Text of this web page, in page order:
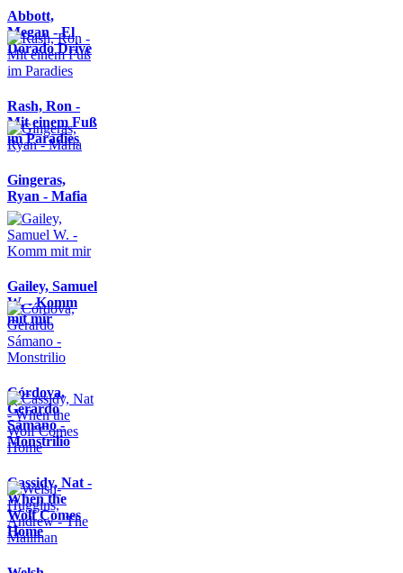
Abbott,
Megan - El
Dorado Drive
Rash, Ron -
Mit einem Fuß
im Paradies
Gingeras,
Ryan - Mafia
Gailey, Samuel
W. - Komm
mit mir
Córdova,
Gerardo
Sámano -
Monstrilio
Cassidy, Nat -
When the
Wolf Comes
Home